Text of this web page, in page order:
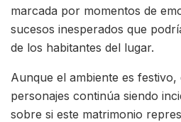
marcada por momentos de
sucesos inesperados que
de los habitantes del lugar.
Aunque el ambiente es
personajes continúa siendo
sobre si este matrimonio